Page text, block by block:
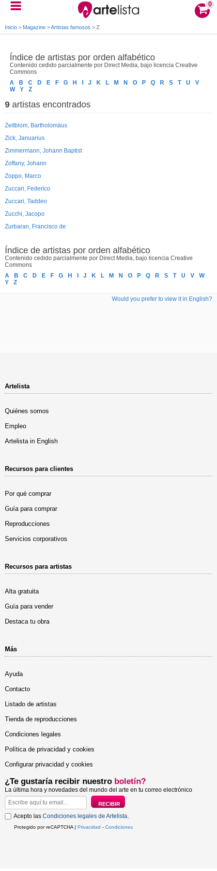
0
Inicio > Magazine >Artistas famosos > Z
Índice de artistas por orden alfabético
Contenido cedido parcialmente por Direct Media, bajo licencia Creative
Commons
A
B C D E F G H J K L M N O P Q R S T U
V
W
Y Z
9 artistas encontrados
Zeitblom, Bartholomäus
Zick, Januarius
Zimmermann, Johann Baptist
Zoffany, Johann
Zoppo, Marco
Zuccari, Federico
Zuccari, Taddeo
Zucchi, Jacopo
Zurbaran, Francisco de
Índice de artistas por orden alfabético
Contenido cedido parcialmente por Direct Media, bajo licencia Creative
Commons
A
B C D E F G H J K L M N O P Q R S T U V
W
Y
Z
Would you prefer to view it in English?
Artelista
Quiénes somos
Empleo
Artelista in English
Recursos para clientes
Por qué comprar
Guía para comprar
Reproducciones
Servicios corporativos
Recursos para artistas
Alta gratuita
Guía para vender
Destaca tu obra
Más
Ayuda
Contacto
Listado de artistas
Tienda de reproducciones
Condiciones legales
Política de privacidad y cookies
Configurar privacidad y cookies
¿Te gustaría recibir nuestro boletín?
La última hora y novedades del mundo del arte en tu correo electrónico
Acepto las Condiciones legales de Artelista.
Protegido por reCAPTCHA | Privacidad - Condiciones